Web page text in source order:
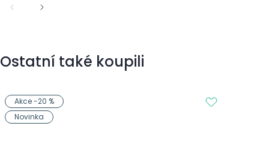
Ostatní také koupili
Akce -20 %
Novinka